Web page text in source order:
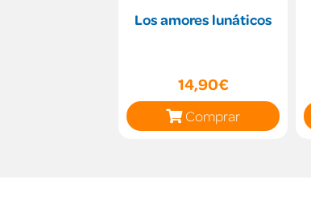
Los amores lunáticos
14,90€
Comprar